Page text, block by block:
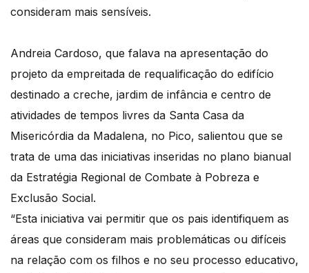
consideram mais sensíveis.
Andreia Cardoso, que falava na apresentação do
projeto da empreitada de requalificação do edifício
destinado a creche, jardim de infância e centro de
atividades de tempos livres da Santa Casa da
Misericórdia da Madalena, no Pico, salientou que se
trata de uma das iniciativas inseridas no plano bianual
da Estratégia Regional de Combate à Pobreza e
Exclusão Social.
“Esta iniciativa vai permitir que os pais identifiquem as
áreas que consideram mais problemáticas ou difíceis
na relação com os filhos e no seu processo educativo,